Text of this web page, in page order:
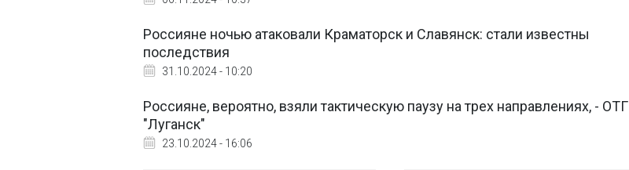
Россияне ночью атаковали Краматорск и Славянск: стали известны
последствия
31.10.2024 - 10:20
Россияне, вероятно, взяли тактическую паузу на трех направлениях, - ОТГ
"Луганск"
23.10.2024 - 16:06